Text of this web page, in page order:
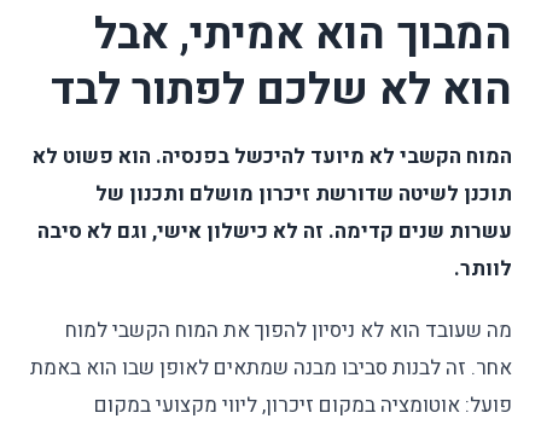
המבוך הוא אמיתי, אבל
הוא לא שלכם לפתור לבד
המוח הקשבי לא מיועד להיכשל בפנסיה. הוא פשוט לא
תוכנן לשיטה שדורשת זיכרון מושלם ותכנון של
עשרות שנים קדימה. זה לא כישלון אישי, וגם לא סיבה
לוותר.
מה שעובד הוא לא ניסיון להפוך את המוח הקשבי למוח
אחר. זה לבנות סביבו מבנה שמתאים לאופן שבו הוא באמת
פועל: אוטומציה במקום זיכרון, ליווי מקצועי במקום